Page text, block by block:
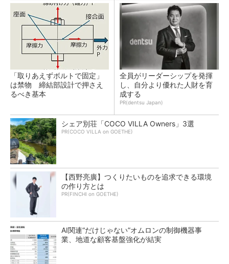
「取りあえずボルトで固定」
は禁物 締結部設計で押さえ
るべき基本
全員がリーダーシップを発揮
し、自分より優れた人財を育
成する
PR(dentsu Japan)
シェア別荘「COCO VILLA Owners」3選
PR(COCO VILLA on GOETHE)
【西野亮廣】つくりたいものを追求できる環境
の作り方とは
PR(FINCHI on GOETHE)
AI関連“だけじゃない”オムロンの制御機器事
業、地道な顧客基盤強化が結実